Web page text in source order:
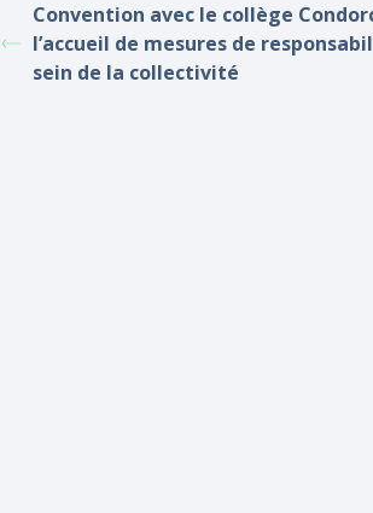
Convention avec le collège
l’accueil de mesures de
sein de la collectivité